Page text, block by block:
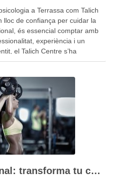
a Terrassa com Talich
lloc de confiança per cuidar la
és essencial comptar amb
experiència i un
el Talich Centre s’ha
…
Entrenador personal: transforma tu cuerpo y tu salud con Enoc Fit